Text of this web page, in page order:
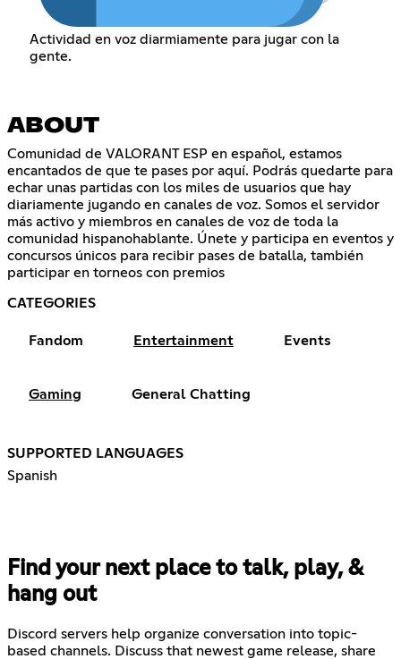
Actividad en voz diarmiamente para jugar con la
gente.
ABOUT
Comunidad de VALORANT ESP en español, estamos
encantados de que te pases por aquí. Podrás quedarte para
echar unas partidas con los miles de usuarios que hay
diariamente jugando en canales de voz. Somos el servidor
más activo y miembros en canales de voz de toda la
comunidad hispanohablante. Únete y participa en eventos y
concursos únicos para recibir pases de batalla, también
participar en torneos con premios
CATEGORIES
Fandom Entertainment Events
Gaming General Chatting
SUPPORTED LANGUAGES
Spanish
Find your next place to talk, play, &
hang out
Discord servers help organize conversation into topic-
based channels. Discuss that newest game release, share